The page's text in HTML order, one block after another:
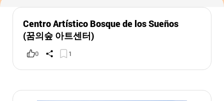
Centro Artístico Bosque de los Sueños
(꿈의숲 아트센터)
0 1